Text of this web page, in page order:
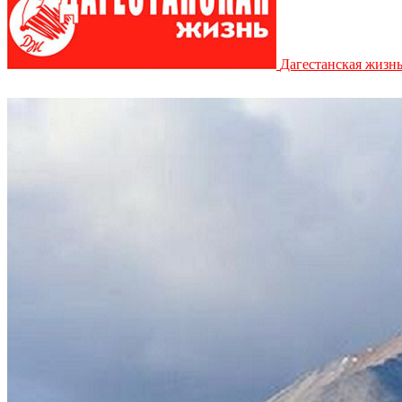
Дагестанская жизнь